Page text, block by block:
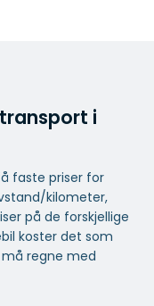
i
faste priser for
kilometer,
på de forskjellige
koster det som
regne med